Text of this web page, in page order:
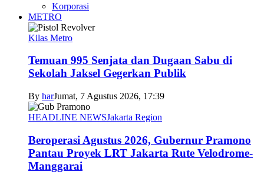
Korporasi
METRO
Kilas Metro
Temuan 995 Senjata dan Dugaan Sabu di
Sekolah Jaksel Gegerkan Publik
By harJumat, 7 Agustus 2026, 17:39
HEADLINE NEWSJakarta Region
Beroperasi Agustus 2026, Gubernur Pramono
Pantau Proyek LRT Jakarta Rute Velodrome-
Manggarai